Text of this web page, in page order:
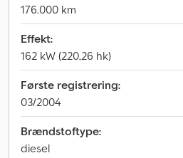
176.000 km
Effekt:
162 kW (220,26 hk)
Første registrering:
03/2004
Brændstoftype:
diesel